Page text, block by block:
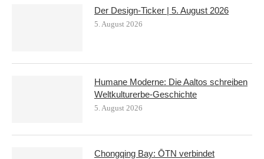
Der Design-Ticker | 5. August 2026
5. August 2026
Humane Moderne: Die Aaltos schreiben
Weltkulturerbe-Geschichte
5. August 2026
Chongqing Bay: ŌTN verbindet